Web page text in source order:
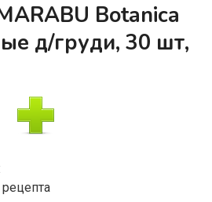
Botanica
д/груди, 30 шт,
рецепта